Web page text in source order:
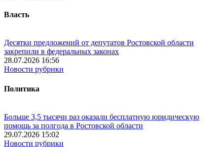
Власть
Десятки предложений от депутатов Ростовской области
закрепили в федеральных законах
28.07.2026 16:56
Новости рубрики
Политика
Больше 3,5 тысячи раз оказали бесплатную юридическую
помощь за полгода в Ростовской области
29.07.2026 15:02
Новости рубрики